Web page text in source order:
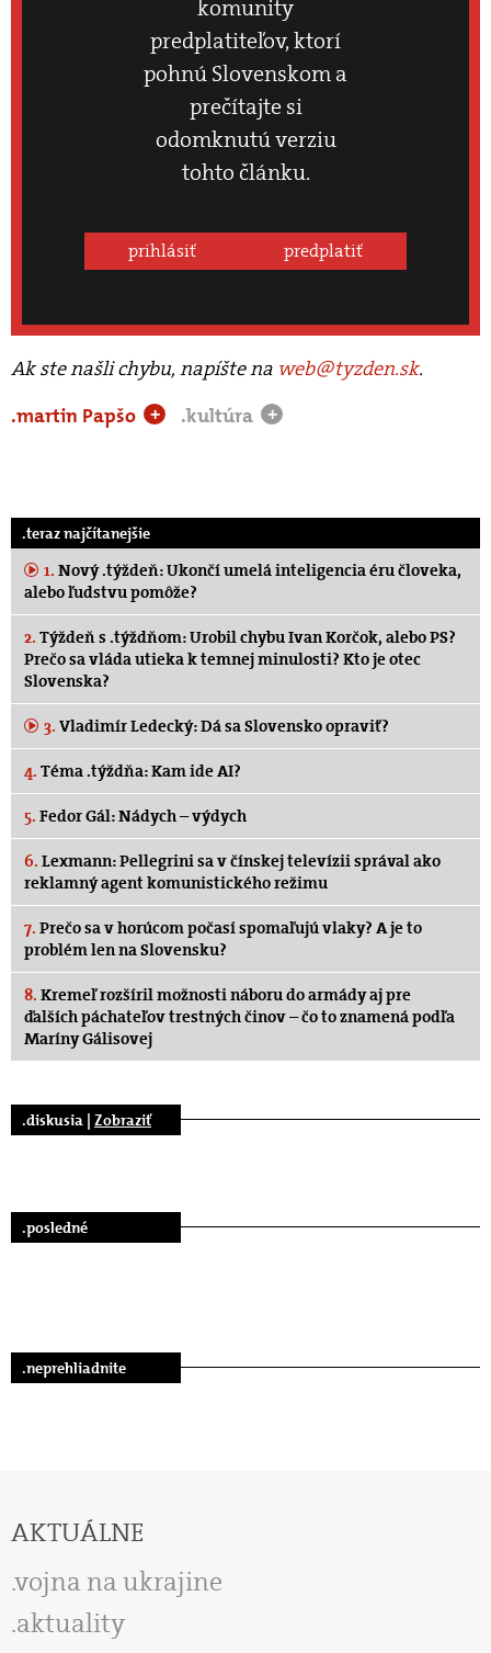
komunity
predplatiteľov, ktorí
pohnú Slovenskom a
prečítajte si
odomknutú verziu
tohto článku.
prihlásiť predplatiť
Ak ste našli chybu, napíšte na web@tyzden.sk.
.martin Papšo
+ .kultúra +
.teraz najčítanejšie
1. Nový .týždeň: Ukončí umelá inteligencia éru človeka,
alebo ľudstvu pomôže?
2. Týždeň s .týždňom: Urobil chybu Ivan Korčok, alebo PS?
Prečo sa vláda utieka k temnej minulosti? Kto je otec
Slovenska?
3. Vladimír Ledecký: Dá sa Slovensko opraviť?
4. Téma .týždňa: Kam ide AI?
5. Fedor Gál: Nádych – výdych
6. Lexmann: Pellegrini sa v čínskej televízii správal ako
reklamný agent komunistického režimu
7. Prečo sa v horúcom počasí spomaľujú vlaky? A je to
problém len na Slovensku?
8. Kremeľ rozšíril možnosti náboru do armády aj pre
ďalších páchateľov trestných činov – čo to znamená podľa
Maríny Gálisovej
.diskusia | Zobraziť
.posledné
.neprehliadnite
AKTUÁLNE
vojna na ukrajine
aktuality